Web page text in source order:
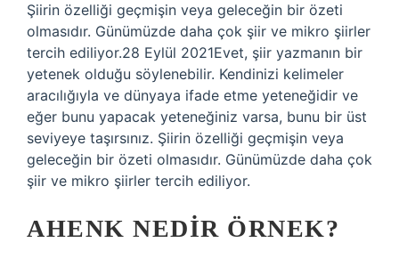
Şiirin özelliği geçmişin veya geleceğin bir özeti
olmasıdır. Günümüzde daha çok şiir ve mikro şiirler
tercih ediliyor.28 Eylül 2021Evet, şiir yazmanın bir
yetenek olduğu söylenebilir. Kendinizi kelimeler
aracılığıyla ve dünyaya ifade etme yeteneğidir ve
eğer bunu yapacak yeteneğiniz varsa, bunu bir üst
seviyeye taşırsınız. Şiirin özelliği geçmişin veya
geleceğin bir özeti olmasıdır. Günümüzde daha çok
şiir ve mikro şiirler tercih ediliyor.
AHENK NEDIR ÖRNEK?